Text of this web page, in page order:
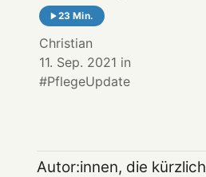
23 Min.
Christian
11. Sep. 2021 in
PflegeUpdate
Autor:innen, die kürzlich